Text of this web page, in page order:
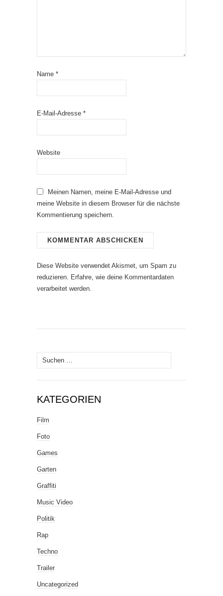
Name *
E-Mail-Adresse *
Website
Meinen Namen, meine E-Mail-Adresse und
meine Website in diesem Browser für die nächste
Kommentierung speichern.
Diese Website verwendet Akismet, um Spam zu
reduzieren. Erfahre, wie deine Kommentardaten
verarbeitet werden.
Suche
nach:
KATEGORIEN
Film
Foto
Games
Garten
Graffiti
Music Video
Politik
Rap
Techno
Trailer
Uncategorized